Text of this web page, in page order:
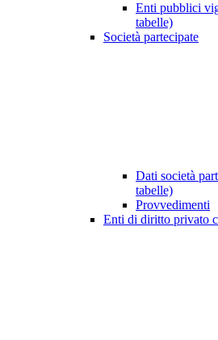
Enti pubblici
tabelle)
Società partecipate
Dati società
tabelle)
Provvedimenti
Enti di diritto privato